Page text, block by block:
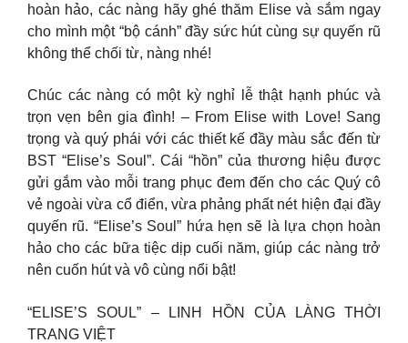
hoàn hảo, các nàng hãy ghé thăm Elise và sắm ngay
cho mình một “bộ cánh” đầy sức hút cùng sự quyến rũ
không thể chối từ, nàng nhé!
Chúc các nàng có một kỳ nghỉ lễ thật hạnh phúc và
trọn vẹn bên gia đình! – From Elise with Love! Sang
trọng và quý phái với các thiết kế đầy màu sắc đến từ
BST “Elise’s Soul”. Cái “hồn” của thương hiệu được
gửi gắm vào mỗi trang phục đem đến cho các Quý cô
vẻ ngoài vừa cổ điển, vừa phảng phất nét hiện đại đầy
quyến rũ. “Elise’s Soul” hứa hẹn sẽ là lựa chọn hoàn
hảo cho các bữa tiệc dịp cuối năm, giúp các nàng trở
nên cuốn hút và vô cùng nổi bật!
“ELISE’S SOUL” – LINH HỒN CỦA LÀNG THỜI
TRANG VIỆT